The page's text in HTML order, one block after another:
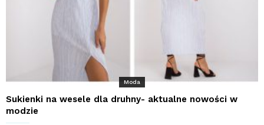
Moda
Sukienki na wesele dla druhny- aktualne nowości w
modzie